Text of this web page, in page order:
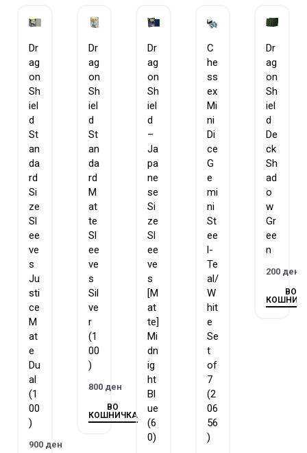
Dr
ag
on
Sh
iel
d
St
an
da
rd
Si
ze
Sl
ee
ve
s
Ju
sti
ce
M
at
e
Du
al
(1
00
)
900 ден
Dr
ag
on
Sh
iel
d
St
an
da
rd
M
at
te
Sl
ee
ve
s
Sil
ve
r
(1
00
)
800 ден
ВО
КОШНИЧКА
Dr
ag
on
Sh
iel
d
–
Ja
pa
ne
se
Si
ze
Sl
ee
ve
s
[M
at
te]
Mi
dn
ig
ht
Bl
ue
(6
0)
C
he
ss
ex
Mi
ni
Di
ce
G
e
mi
ni
St
ee
l-
Te
al/
W
hit
e
Se
t
of
7
(2
06
56
)
Dr
ag
on
Sh
iel
d
De
ck
Sh
ad
o
w
Gr
ee
n
200 ден
ВО